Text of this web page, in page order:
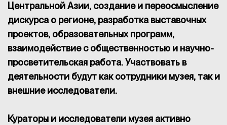
Центральной Азии, создание и переосмысление
дискурса о регионе, разработка выставочных
проектов, образовательных программ,
взаимодействие с общественностью и научно-
просветительская работа. Участвовать в
деятельности будут как сотрудники музея, так и
внешние исследователи.
Кураторы и исследователи музея активно